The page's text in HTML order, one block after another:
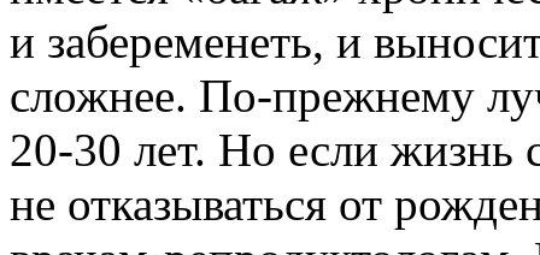
и забеременеть, и
сложнее. По-прежнему
20-30 лет. Но если жизнь
не отказываться от